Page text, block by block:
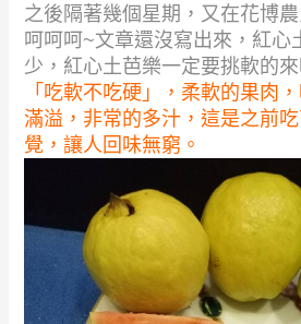
之後隔著幾個星期，又在花博
呵呵呵~文章還沒寫出來，紅心
少，紅心土芭樂一定要挑軟的來
「吃軟不吃硬」，柔軟的果肉
滿溢，非常的多汁，這是之前
覺，讓人回味無窮。